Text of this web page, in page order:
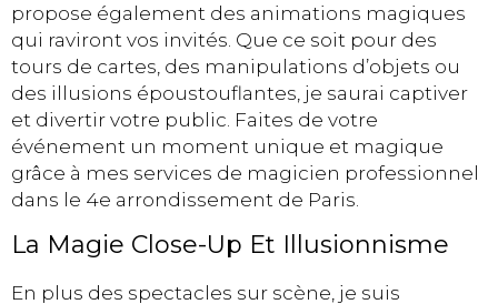
propose également des animations magiques
qui raviront vos invités. Que ce soit pour des
tours de cartes, des manipulations d’objets ou
des illusions époustouflantes, je saurai captiver
et divertir votre public. Faites de votre
événement un moment unique et magique
grâce à mes services de magicien professionnel
dans le 4e arrondissement de Paris.
La Magie Close-Up Et Illusionnisme
En plus des spectacles sur scène, je suis